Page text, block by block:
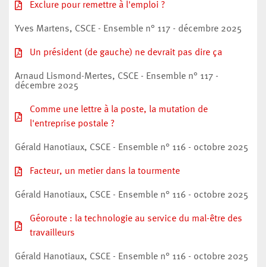
Exclure pour remettre à l'emploi ?
Yves Martens, CSCE - Ensemble n° 117 - décembre 2025
Un président (de gauche) ne devrait pas dire ça
Arnaud Lismond-Mertes, CSCE - Ensemble n° 117 -
décembre 2025
Comme une lettre à la poste, la mutation de
l'entreprise postale ?
Gérald Hanotiaux, CSCE - Ensemble n° 116 - octobre 2025
Facteur, un metier dans la tourmente
Gérald Hanotiaux, CSCE - Ensemble n° 116 - octobre 2025
Géoroute : la technologie au service du mal-être des
travailleurs
Gérald Hanotiaux, CSCE - Ensemble n° 116 - octobre 2025